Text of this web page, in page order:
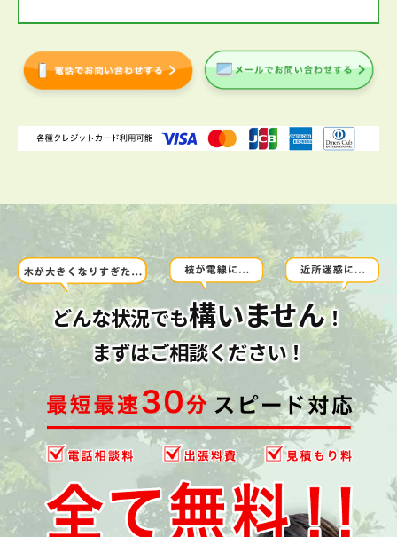
どんな状況でも構いません！
まずはご相談ください！